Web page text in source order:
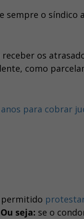
sempre o síndico
os
como
permitido
Ou seja: se o